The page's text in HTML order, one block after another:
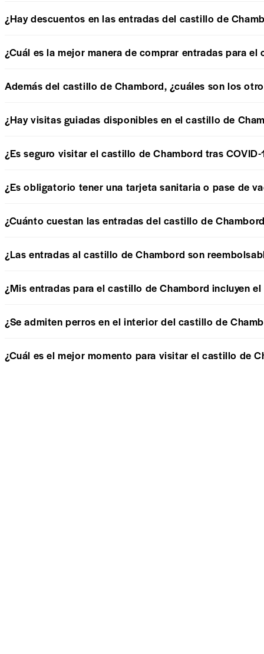
¿Hay descuentos en las entradas del castillo de
¿Cuál es la mejor manera de comprar entradas para
Además del castillo de Chambord, ¿cuáles son los
¿Hay visitas guiadas disponibles en el castillo de
¿Es seguro visitar el castillo de Chambord tras COVID-
¿Es obligatorio tener una tarjeta sanitaria o pase de
¿Cuánto cuestan las entradas del castillo de
¿Las entradas al castillo de Chambord son
¿Mis entradas para el castillo de Chambord incluyen
¿Se admiten perros en el interior del castillo de
¿Cuál es el mejor momento para visitar el castillo de